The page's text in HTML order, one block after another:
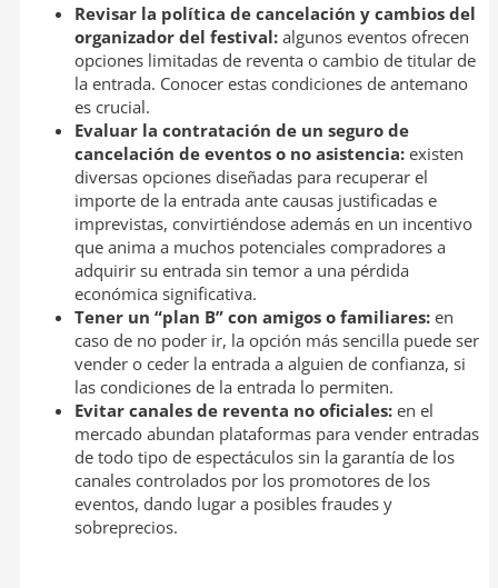
Revisar la política de cancelación y cambios del
organizador del festival:algunos eventos ofrecen
opciones limitadas de reventa o cambio de titular de
la entrada. Conocer estas condiciones de antemano
es crucial.
Evaluar la contratación de un seguro de
cancelación de eventos o no asistencia:existen
diversas opciones diseñadas para recuperar el
importe de la entrada ante causas justificadas e
imprevistas, convirtiéndose además en un incentivo
que anima a muchos potenciales compradores a
adquirir su entrada sin temor a una pérdida
económica significativa.
Tener un “plan B” con amigos o familiares:en
caso de no poder ir, la opción más sencilla puede ser
vender o ceder la entrada a alguien de confianza, si
las condiciones de la entrada lo permiten.
Evitar canales de reventa no oficiales:en el
mercado abundan plataformas para vender entradas
de todo tipo de espectáculos sin la garantía de los
canales controlados por los promotores de los
eventos, dando lugar a posibles fraudes y
sobreprecios.